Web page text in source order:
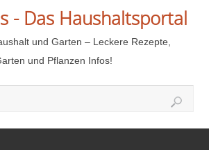
- Das Haushaltsportal
und Garten – Leckere Rezepte,
und Pflanzen Infos!